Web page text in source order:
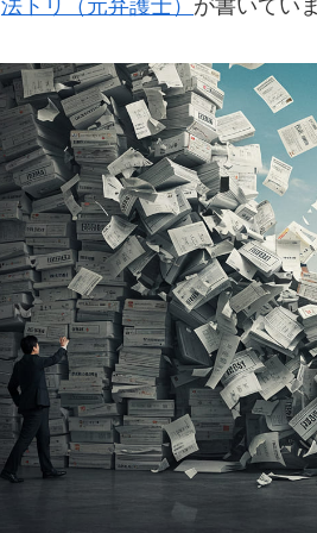
法トリ（元弁護士） が書いてい